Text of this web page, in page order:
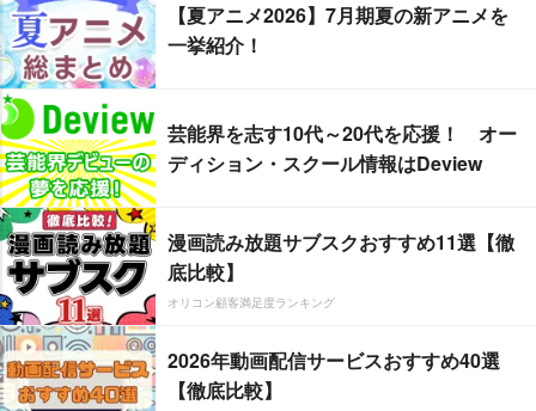
【夏アニメ2026】7月期夏の新アニメを
一挙紹介！
芸能界を志す10代～20代を応援！ オー
ディション・スクール情報はDeview
漫画読み放題サブスクおすすめ11選【徹
底比較】
オリコン顧客満足度ランキング
2026年動画配信サービスおすすめ40選
【徹底比較】